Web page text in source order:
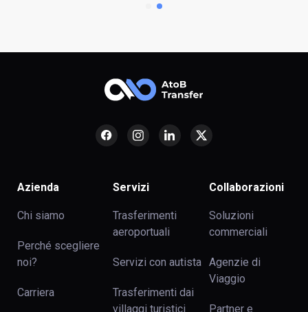
Azienda
Chi siamo
Perché scegliere
noi?
Carriera
Servizi
Trasferimenti
aeroportuali
Servizi con autista
Trasferimenti dai
villaggi turistici
Collaborazioni
Soluzioni
commerciali
Agenzie di
Viaggio
Partner e